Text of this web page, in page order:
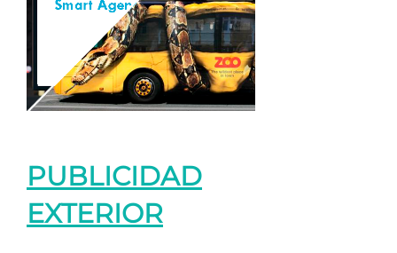
PUBLICIDAD
EXTERIOR